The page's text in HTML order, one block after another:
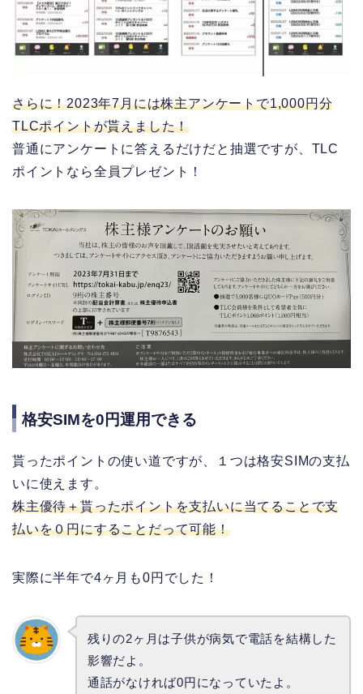
さらに！2023年7月には株主アンケートで1,000円分
TLCポイントが貰えました！
普通にアンケートに答えるだけだと抽選ですが、TLC
ポイントなら全員プレゼント！
格安SIMを0円運用できる
貰ったポイントの使い道ですが、１つは格安SIMの支払
いに使えます。
株主優待＋貰ったポイントを支払いに当てることで支
払いを０円にすることだって可能！
実際に半年で4ヶ月も0円でした！
残りの2ヶ月は子供が病気で電話を結構した
影響だよ。
通話がなければ0円になっていたよ。